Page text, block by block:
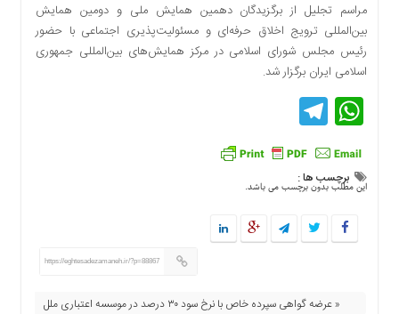
دسترسی
سریع
تماس
کتاب
مراسم تجلیل از برگزیدگان دهمین همایش ملی و دومین همایش
بین‌المللی ترویج اخلاق حرفه‌ای و مسئولیت‌پذیری اجتماعی با حضور
رئیس مجلس شورای اسلامی در مرکز همایش‌های بین‌المللی جمهوری
اسلامی ایران برگزار شد.
WhatsApp
Telegram
برچسب ها :
این مطلب بدون برچسب می باشد.
https://eghtesadezamaneh.ir/?p=88867
« عرضه گواهی سپرده خاص با نرخ سود ۳۰ درصد در موسسه اعتباری ملل